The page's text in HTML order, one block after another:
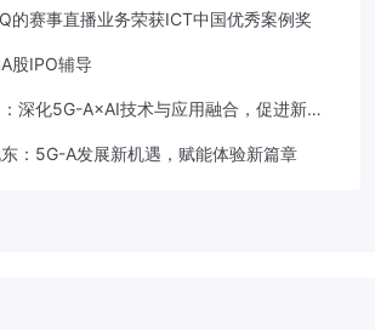
的赛事直播业务荣获ICT中国优秀案例奖
股IPO辅导
深化5G-A×AI技术与应用融合，促进新质
：5G-A发展新机遇，赋能体验新篇章